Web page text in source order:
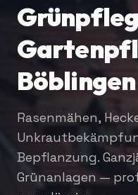
Böblingen
Rasenmähen,
Bepflanzung.
Grünanlagen —